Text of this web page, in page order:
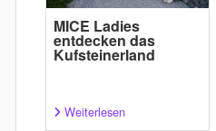
MICE Ladies
entdecken das
Kufsteinerland
Weiterlesen